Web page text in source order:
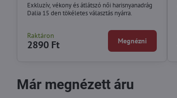
Exkluzív, vékony és átlátszó női harisnyanadrág
Dalia 15 den tökéletes választás nyárra.
Raktáron
2890 Ft Megnézni
Már megnézett áru